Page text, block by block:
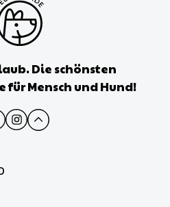
Die schönsten
Mensch und Hund!